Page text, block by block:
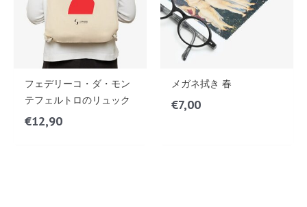
フェデリーコ・ダ・モン
テフェルトロのリュック
€12,90
メガネ拭き 春
€7,00